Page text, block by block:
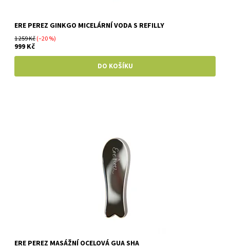
ERE PEREZ GINKGO MICELÁRNÍ VODA S REFILLY
1 259 Kč(–20 %)
999 Kč
ERE PEREZ MASÁŽNÍ OCELOVÁ GUA SHA